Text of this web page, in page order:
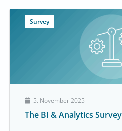
Survey
5. November 2025
The BI & Analytics Survey